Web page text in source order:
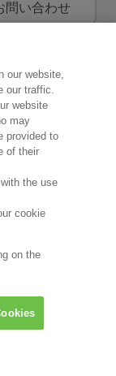
問い合わせ
針
our website,
our traffic.
website
may
provided to
of their
the use
cookie
on the
者につなぐ